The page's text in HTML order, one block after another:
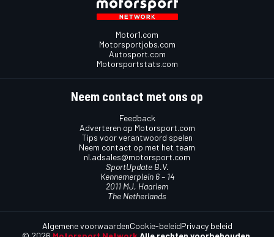
Motor1.com
Motorsportjobs.com
Autosport.com
Motorsportstats.com
Neem contact met ons op
Feedback
Adverteren op Motorsport.com
Tips voor verantwoord spelen
Neem contact op met het team
nl.adsales@motorsport.com
SportUpdate B.V.
Kennemerplein 6 – 14
2011 MJ, Haarlem
The Netherlands
Algemene voorwaardenCookie-beleidPrivacy beleid